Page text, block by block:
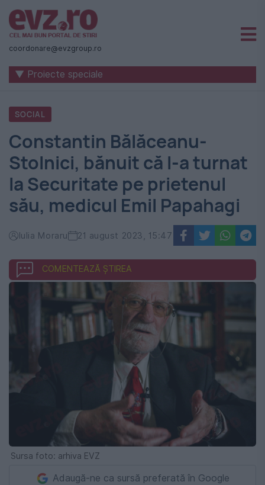
Știri
naționale
internaționale
România
-
Evenimentul
Zilei
coordonare@evzgroup.ro
▼ Proiecte speciale
SOCIAL
Constantin Bălăceanu-
Stolnici, bănuit că l-a turnat
la Securitate pe prietenul
său, medicul Emil Papahagi
Iulia Moraru 21 august 2023, 15:47
COMENTEAZĂ ȘTIREA
Sursa foto: arhiva EVZ
Adaugă-ne ca sursă preferată în Google